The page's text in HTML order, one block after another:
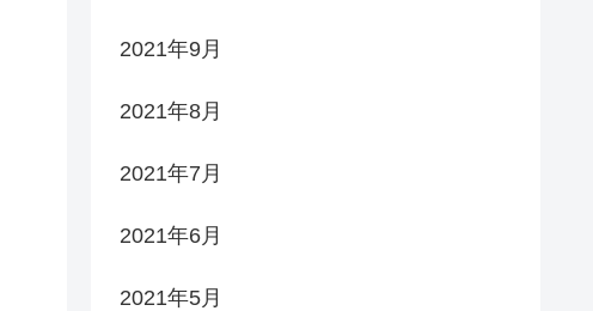
2021年9月
2021年8月
2021年7月
2021年6月
2021年5月